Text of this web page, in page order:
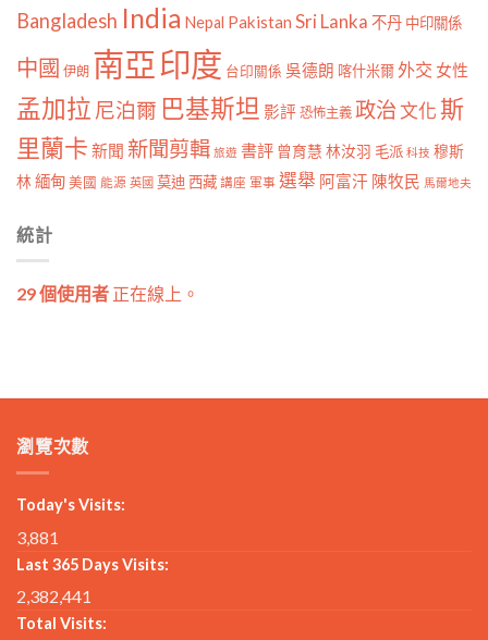
Bangladesh India Nepal Pakistan Sri Lanka 不丹 中印關係
中國 伊朗 南亞印度 台印關係 吳德朗 喀什米爾外交 女性
孟加拉 尼泊爾 巴基斯坦 影評 恐怖主義 政治文化斯
里蘭卡 新聞 新聞剪輯 旅遊 書評 曾育慧 林汝羽 毛派 科技 穆斯
林 緬甸 美國 能源 英國 莫迪 西藏 講座 軍事 選舉 阿富汗 陳牧民 馬爾地夫
統計
29 個使用者 正在線上。
瀏覽次數
Today's Visits:
3,881
Last 365 Days Visits:
2,382,441
Total Visits: